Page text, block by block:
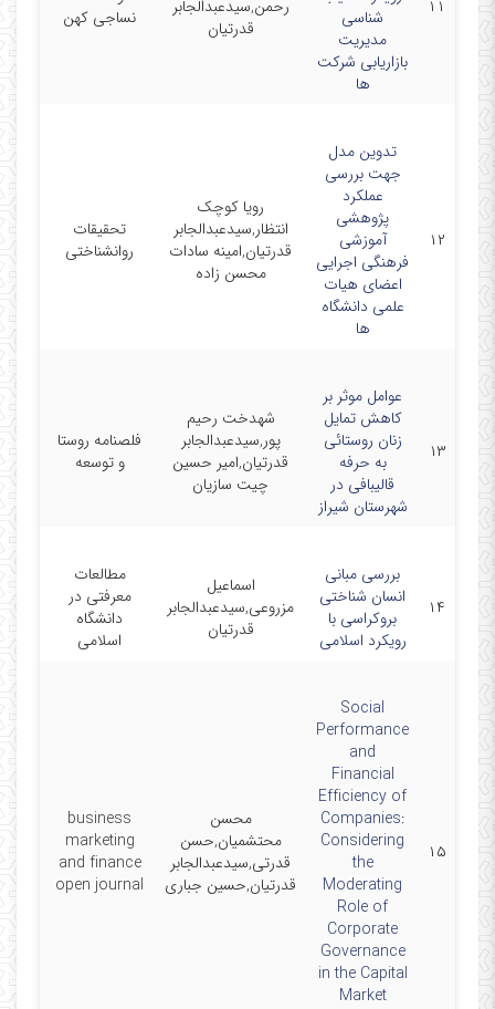
۱۱
شناسی
مدیریت
بازاریابی شرکت
ها
رحمن,سیدعبدالجابر
قدرتیان
نساجی کهن
۱۲
تدوین مدل
جهت بررسی
عملکرد
پژوهشی
آموزشی
فرهنگی اجرایی
اعضای هیات
علمی دانشگاه
ها
رویا کوچک
انتظار,سیدعبدالجابر
قدرتیان,امینه سادات
محسن زاده
تحقیقات
روانشناختی
01
۱۳
عوامل موثر بر
کاهش تمایل
زنان روستائی
به حرفه
قالیبافی در
شهرستان شیراز
شهدخت رحیم
پور,سیدعبدالجابر
قدرتیان,امیر حسین
چیت سازیان
فلصنامه روستا
و توسعه
۱۴
بررسی مبانی
انسان شناختی
بروکراسی با
رویکرد اسلامی
اسماعیل
مزروعی,سیدعبدالجابر
قدرتیان
مطالعات
معرفتی در
دانشگاه
اسلامی
۱۵
Social
Performance
and
Financial
Efficiency of
Companies:
Considering
the
Moderating
Role of
Corporate
Governance
in the Capital
Market
محسن
محتشمیان,حسن
قدرتی,سیدعبدالجابر
قدرتیان,حسین جباری
business
marketing
and finance
open journal